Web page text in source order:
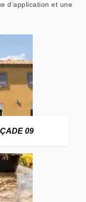
d’application et une
09